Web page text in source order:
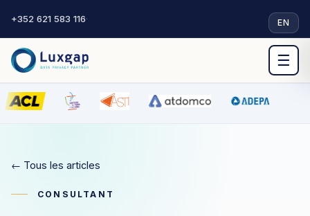
+352 621 583 116· EN
☰
← Tous les articles
CONSULTANT